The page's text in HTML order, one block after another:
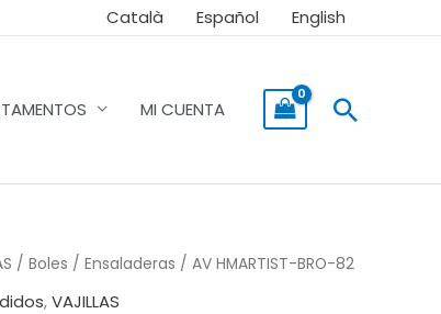
Català Español English
MI CUENTA Buscar
/ Boles / Ensaladeras / AV HMARTIST-BRO-82
,VAJILLAS